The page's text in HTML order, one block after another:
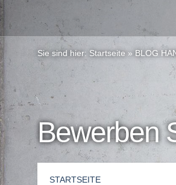
Sie sind hier: Startseite » BLOG
Bewerben
STARTSEITE